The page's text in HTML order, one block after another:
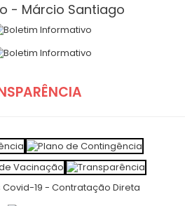
- Márcio Santiago